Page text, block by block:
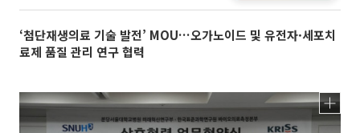
‘첨단재생의료 기술 발전’ MOU…오가노이드 및 유전자·세포치
료제 품질 관리 연구 협력